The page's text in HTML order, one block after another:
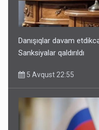
Danışıqlar davam
Sanksiyalar qaldırıldı
5 Avqust 22:55